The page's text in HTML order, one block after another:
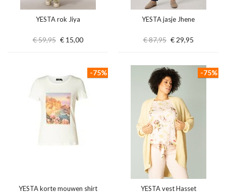
YESTA rok Jiya
€ 59,95 € 15,00
YESTA jasje Jhene
€ 87,95 € 29,95
YESTA korte mouwen shirt
-75%
YESTA vest Hasset
-75%